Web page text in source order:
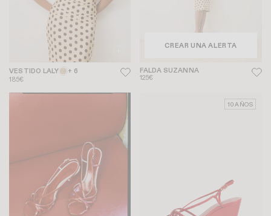
VESTIDO LALY + 6
185€
CREAR UNA ALERTA
FALDA SUZANNA
125€
10 AÑOS